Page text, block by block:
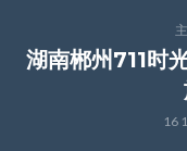
湖南郴州711时
16